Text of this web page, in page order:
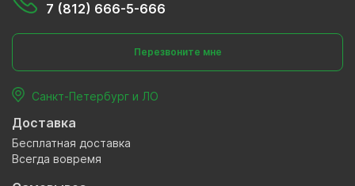
7 (812) 666-5-666
Перезвоните мне
Санкт-Петербург и ЛО
Доставка
Бесплатная доставка
Всегда вовремя